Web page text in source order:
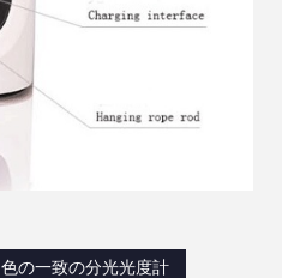
色の一致の分光光度計